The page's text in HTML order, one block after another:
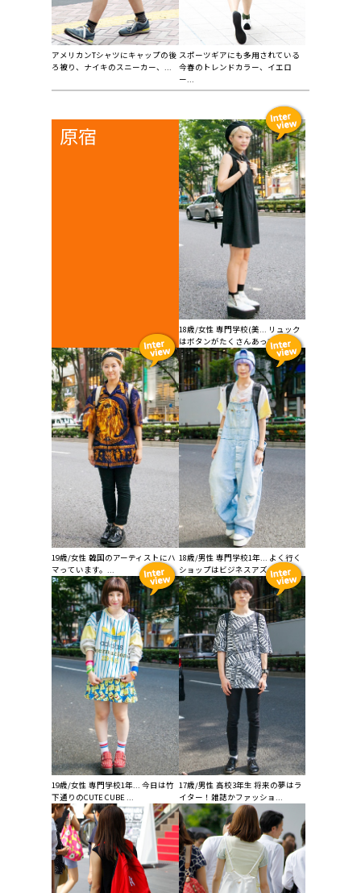
アメリカンTシャツにキャップの後
ろ被り、ナイキのスニーカー、...
スポーツギアにも多用されている
今春のトレンドカラー、イエロ
ー...
原宿
18歳/女性 専門学校(美... リュック
はボタンがたくさんあってイン...
19歳/女性 韓国のアーティストにハ
マっています。...
18歳/男性 専門学校1年... よく行く
ショップはビジネスアズユージ...
19歳/女性 専門学校1年... 今日は竹
下通りのCUTE CUBE ...
17歳/男性 高校3年生 将来の夢はラ
イター！雑誌かファッショ...